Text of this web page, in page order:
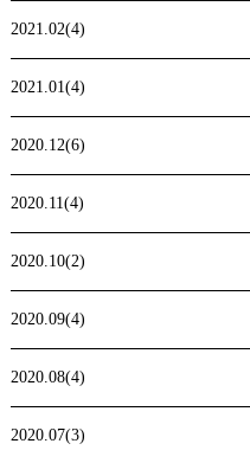
2021.02(4)
2021.01(4)
2020.12(6)
2020.11(4)
2020.10(2)
2020.09(4)
2020.08(4)
2020.07(3)